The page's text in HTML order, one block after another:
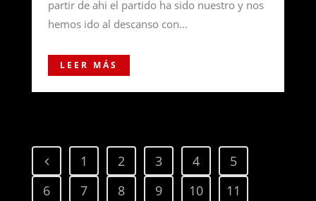
partir de ahi el partido ha sido nuestro y nos
hemos ido al descanso con...
LEER MÁS
1 2 3 4
5
6
7 8 9 10 11